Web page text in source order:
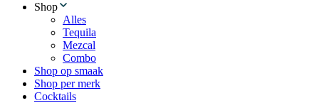
Shop
Alles
Tequila
Mezcal
Combo
Shop op smaak
Shop per merk
Cocktails